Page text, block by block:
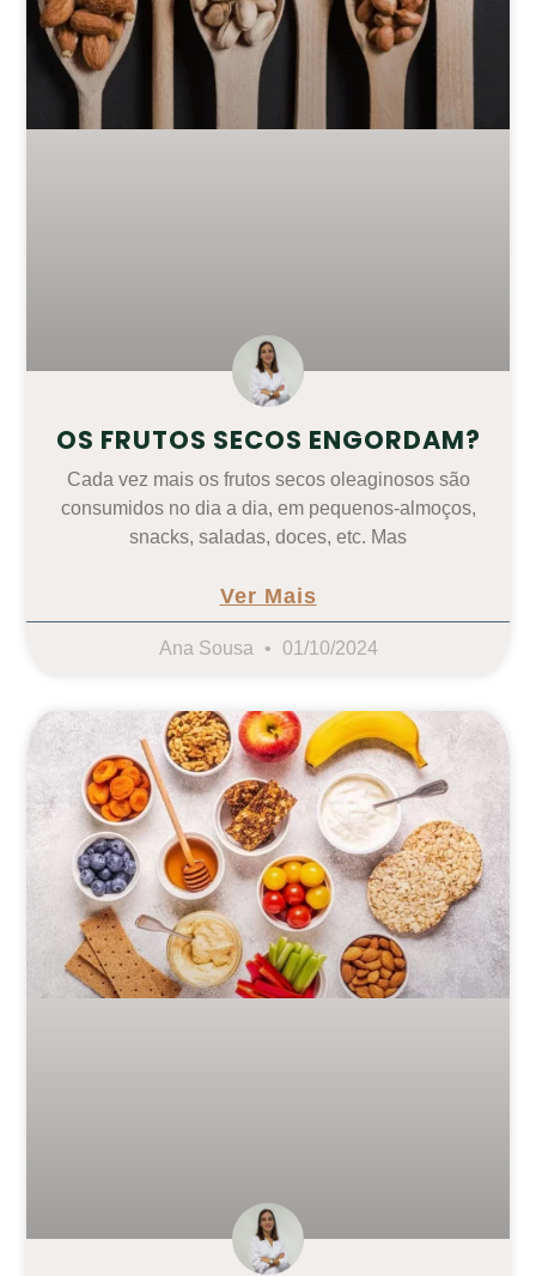
OS FRUTOS SECOS ENGORDAM?
Cada vez mais os frutos secos oleaginosos são
consumidos no dia a dia, em pequenos-almoços,
snacks, saladas, doces, etc. Mas
Ver Mais
Ana Sousa 01/10/2024